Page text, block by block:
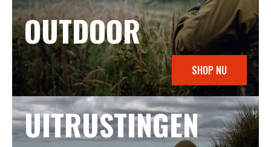
OUTDOOR
SHOP NU
UITRUSTINGEN